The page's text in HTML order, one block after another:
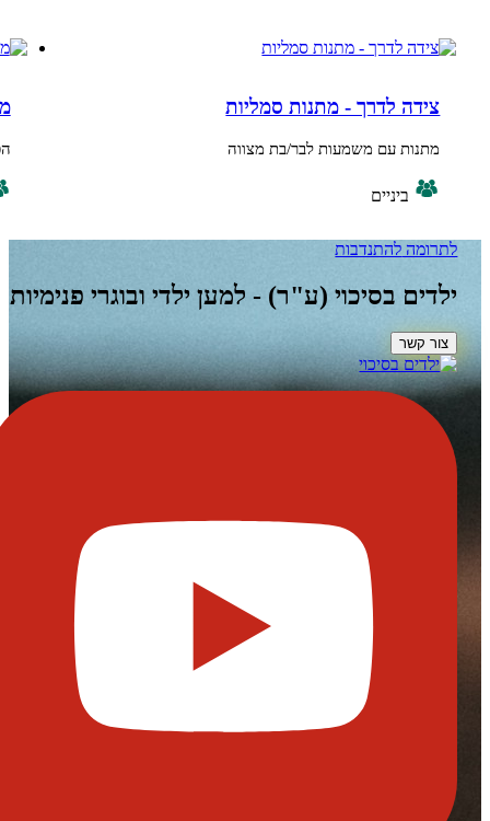
לדרך - מתנות סמליות
עם משמעות לבר/בת מצווה
מה אני
הכרות עם
בוגר,
להתנדבות
בסיכוי (ע"ר) - למען ילדי ובוגרי פנימיות